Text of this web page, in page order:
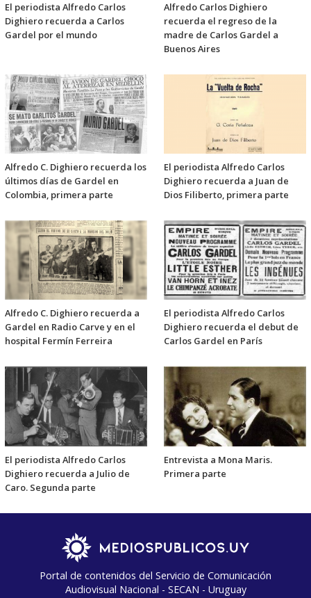
El periodista Alfredo Carlos
Dighiero recuerda a Carlos
Gardel por el mundo
Alfredo Carlos Dighiero
recuerda el regreso de la
madre de Carlos Gardel a
Buenos Aires
Alfredo C. Dighiero recuerda los
últimos días de Gardel en
Colombia, primera parte
El periodista Alfredo Carlos
Dighiero recuerda a Juan de
Dios Filiberto, primera parte
Alfredo C. Dighiero recuerda a
Gardel en Radio Carve y en el
hospital Fermín Ferreira
El periodista Alfredo Carlos
Dighiero recuerda el debut de
Carlos Gardel en París
El periodista Alfredo Carlos
Dighiero recuerda a Julio de
Caro. Segunda parte
Entrevista a Mona Maris.
Primera parte
Portal de contenidos del Servicio de Comunicación
Audiovisual Nacional - SECAN - Uruguay